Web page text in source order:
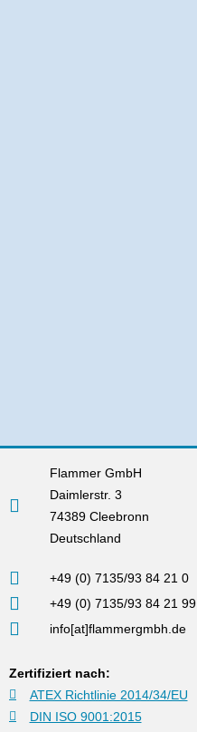
Flammer GmbH
Daimlerstr. 3
74389 Cleebronn
Deutschland
+49 (0) 7135/93 84 21 0
+49 (0) 7135/93 84 21 99
info[at]flammergmbh.de
Zertifiziert nach:
ATEX Richtlinie 2014/34/EU
DIN ISO 9001:2015